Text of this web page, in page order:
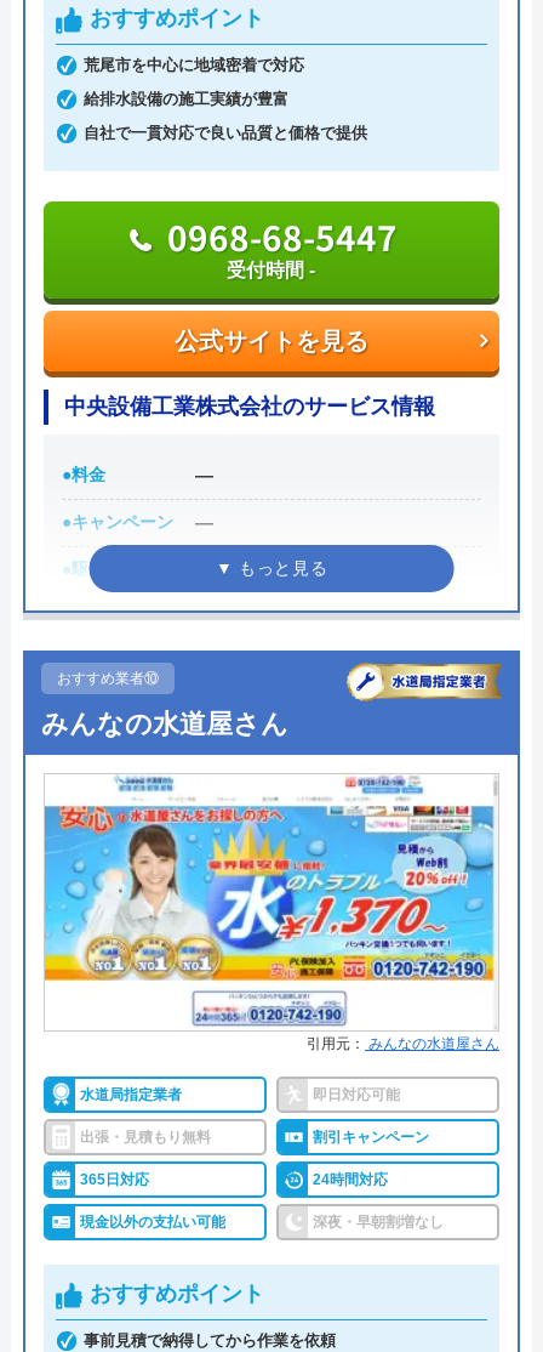
して５万円にしてもらいました。いざ工事が
終わりカードで支払おうとすると手数料が別
途いるとのことでしたので現金で支払いまし
たが収入印紙が無いというので領収書に収入
印紙無しでOKしましたが税務上問題ありで
すよね！業務受け元の指導が悪く業者に上記
の指導をしているとすると税務署の指導・会
計検査が必要です。これ程口コミの悪い店に
お願いした事を反省しています。店のメール
返信もありません。
Googleクチコミを見る
指定給水装置工事事業者（水道局指定工事店）で下
請けに依頼することなく自社でしっかりと教育や研
修を受けた有資格者のスタッフが対応してくれるの
で安心です。
書かれている番号に電話すれば、各エリアの担当が
対応してくれます。見積もり無料で、キャンセル料
も不要です。施工前に必ず修理内容と費用を提示
し、施主が納得した上で修理を行います。
0120-707-053
クリーンライフの基本情報
運営会社 株式会社クリーンライフ
代表者 元村祐次
大阪府吹田市広芝町6-10
対応エリア 全国
クリーンライフのクチコミ on
4.8（410件のクチコミ）
※クチコミの内容について
うまい棒エビマヨ
2 か月前
スムーズに対応して頂けて助かりました。ト
かりました。
おすすめポイント
荒尾市を中心に地域密着で対応
給排水設備の施工実績が豊富
自社で一貫対応で良い品質と価格で提供
公式サイトを見る
0968-68-5447
受付時間 -
中央設備工業株式会社のサービス情報
●料金 ―
●キャンペーン ―
●駆けつけ時間
●受付時間 ―
●定休日
●出張見積もり ―
●支払い方法 ―
●累計実績 ―
●保証・保険 ―
詳細は公式HPでご確認ください
中央設備工業株式会社がおすすめの理由
中央設備工業株式会社は昭和42年の創業以来、熊本
県荒尾市を中心とした地域のお客様の生活の基盤づ
くりに携わってきた業者です。公共施設やマンショ
ンなどの給排水設備の施工実績も多数あり、その確
かな技術力で個人のお客様のトラブルに対応しても
らえます。
フターフォローまで自社で一貫してサービスを提供
しています。一貫して作業を行えるからこその良い
おすすめ業者⑩
みんなの水道屋さん
引用元： みんなの水道屋さん
水道局指定業者 即日対応可能
出張・見積もり無料 割引キャンペーン
365日対応 24時間対応
現金以外の支払い可能 深夜・早朝割増なし
おすすめポイント
事前見積で納得してから作業を依頼